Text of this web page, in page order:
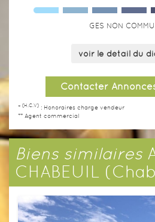
GES NON
voir le détail du
Contacter
* (H.C.V) : Honoraires charge vendeur
** Agent commercial
Biens similaires
CHABEUIL